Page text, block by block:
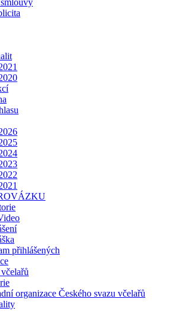
přihlášených
organizace Českého svazu včelařů